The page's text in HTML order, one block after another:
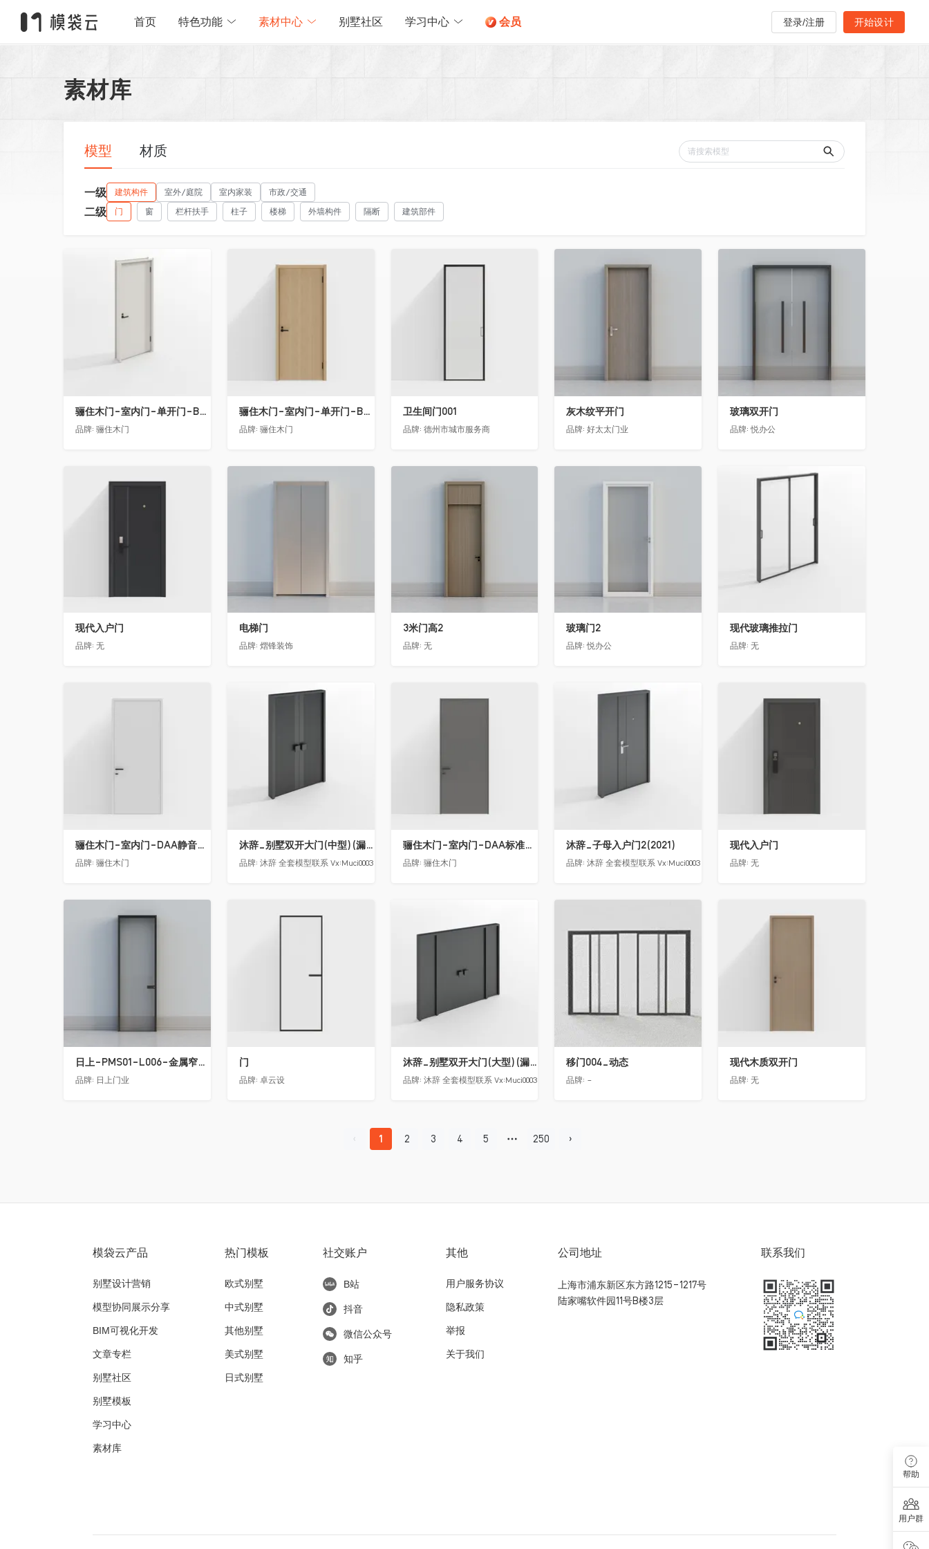
首页 特色功能 素材中心 别墅社区 学习中心 会员 登录/注册 开始设计
素材库
模型 材质
一级 建筑构件 室外/庭院 室内家装 市政/交通
二级 门 窗 栏杆扶手 柱子 楼梯 外墙构件 隔断 建筑部件
骊住木门-室内门-单开门-BFA-EF浅灰色
品牌: 骊住木门
收藏
骊住木门-室内门-单开门-BFA-PP麦芽黄色
品牌: 骊住木门
卫生间门001
品牌: 德州市城市服务商
收藏
灰木纹平开门
品牌:好太太门业
收藏
玻璃双开门
品牌:悦办公
收藏
现代入户门
品牌: 无
收藏
电梯门
品牌: 熠锋装饰
收藏
3米门高2
品牌: 无
收藏
玻璃门2
品牌:悦办公
收藏
现代玻璃推拉门
品牌:无
骊住木门-室内门-DAA静音门-YY漆白色-方形把手
品牌: 骊住木门
沐辞_别墅双开大门(中型)(漏光加厚度)
品牌: 沐辞 全套模型联系 Vx:Muci0003
骊住木门-室内门-DAA标准门-方形把手-2350-灰色
品牌: 骊住木门
沐辞_子母入户门2(2021)
品牌:沐辞 全套模型联系 Vx:Muci0003
收藏
现代入户门
品牌:无
收藏
日上-PMS01-L006-金属窄边玻璃门
品牌: 日上门业
门
品牌: 卓云设
沐辞_别墅双开大门(大型)(漏光加厚度)
品牌: 沐辞 全套模型联系 Vx:Muci0003
移门004_动态
品牌: -
现代木质双开门
品牌:无
1 2 3 4 5 250
模袋云产品
别墅设计营销
模型协同展示分享
BIM可视化开发
文章专栏
别墅社区
别墅模板
学习中心
素材库
热门模板
欧式别墅
中式别墅
其他别墅
美式别墅
日式别墅
社交账户
B站
抖音
微信公众号
知乎
其他
用户服务协议
隐私政策
举报
关于我们
公司地址
上海市浦东新区东方路1215-1217号
陆家嘴软件园11号B楼3层
联系我们
帮助
用户群